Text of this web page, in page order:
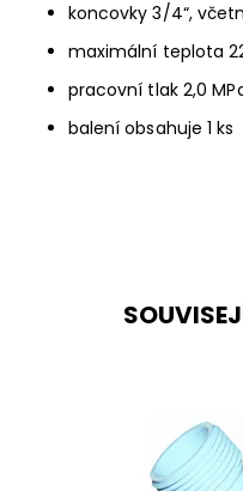
koncovky 3/4“,
maximální teplota
pracovní tlak 2,0
balení obsahuje 1 ks
Přívodní potrubí k
rozdvojka